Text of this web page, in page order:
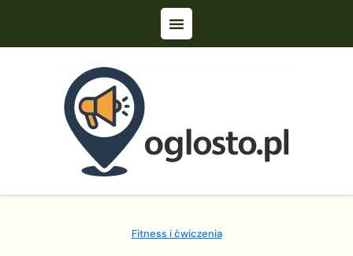
Fitness i ćwiczenia